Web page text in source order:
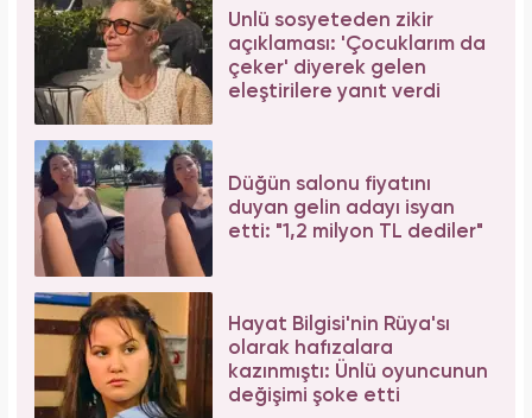
Ünlü sosyeteden zikir
açıklaması: 'Çocuklarım da
çeker' diyerek gelen
eleştirilere yanıt verdi
Düğün salonu fiyatını
duyan gelin adayı isyan
etti: "1,2 milyon TL dediler"
Hayat Bilgisi'nin Rüya'sı
olarak hafızalara
kazınmıştı: Ünlü oyuncunun
değişimi şoke etti